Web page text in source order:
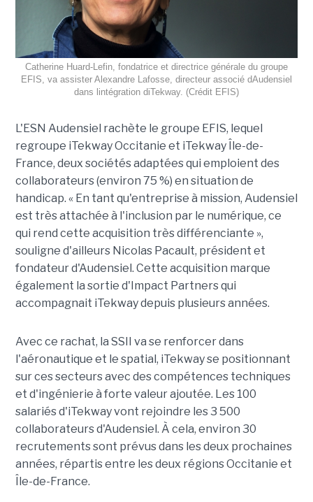
Catherine Huard-Lefin, fondatrice et directrice générale du groupe
EFIS, va assister Alexandre Lafosse, directeur associé dAudensiel
dans lintégration diTekway. (Crédit EFIS)
L'ESN Audensiel rachète le groupe EFIS, lequel
regroupe iTekway Occitanie et iTekway Île-de-
France, deux sociétés adaptées qui emploient des
collaborateurs (environ 75 %) en situation de
handicap. « En tant qu'entreprise à mission, Audensiel
est très attachée à l'inclusion par le numérique, ce
qui rend cette acquisition très différenciante »,
souligne d'ailleurs Nicolas Pacault, président et
fondateur d'Audensiel. Cette acquisition marque
également la sortie d'Impact Partners qui
accompagnait iTekway depuis plusieurs années.
Avec ce rachat, la SSII va se renforcer dans
l'aéronautique et le spatial, iTekway se positionnant
sur ces secteurs avec des compétences techniques
et d'ingénierie à forte valeur ajoutée. Les 100
salariés d'iTekway vont rejoindre les 3 500
collaborateurs d'Audensiel. À cela, environ 30
recrutements sont prévus dans les deux prochaines
années, répartis entre les deux régions Occitanie et
Île-de-France.